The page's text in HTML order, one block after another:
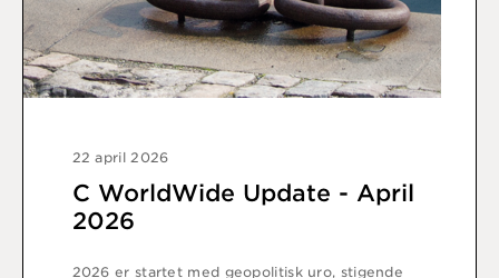
22 april 2026
C WorldWide Update - April
2026
2026 er startet med geopolitisk uro, stigende